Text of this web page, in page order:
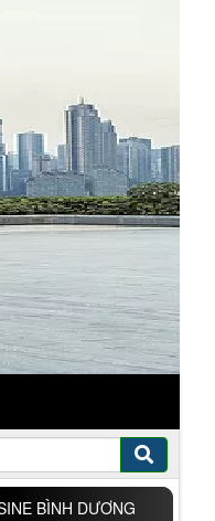
BÌNH DƯƠNG